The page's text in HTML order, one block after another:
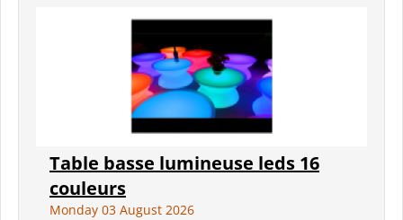
Table basse lumineuse leds 16
couleurs
Monday 03 August 2026